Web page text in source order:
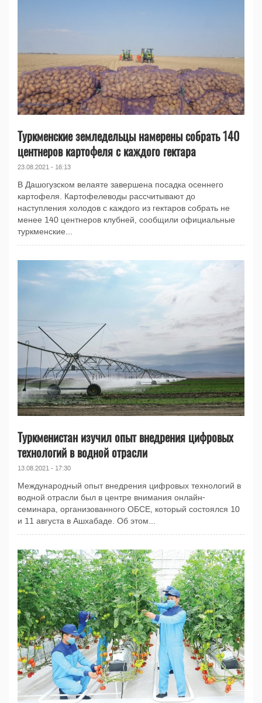
Туркменские земледельцы намерены собрать 140
центнеров картофеля с каждого гектара
23.08.2021 - 16:13
В Дашогузском велаяте завершена посадка осеннего
картофеля. Картофелеводы рассчитывают до
наступления холодов с каждого из гектаров собрать не
менее 140 центнеров клубней, сообщили официальные
туркменские...
Туркменистан изучил опыт внедрения цифровых
технологий в водной отрасли
13.08.2021 - 17:30
Международный опыт внедрения цифровых технологий в
водной отрасли был в центре внимания онлайн-
семинара, организованного ОБСЕ, который состоялся 10
и 11 августа в Ашхабаде. Об этом...